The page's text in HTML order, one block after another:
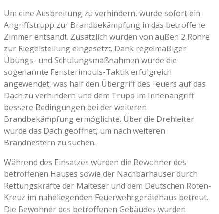
Um eine Ausbreitung zu verhindern, wurde sofort ein
Angriffstrupp zur Brandbekämpfung in das betroffene
Zimmer entsandt. Zusätzlich wurden von außen 2 Rohre
zur Riegelstellung eingesetzt. Dank regelmäßiger
Übungs- und Schulungsmaßnahmen wurde die
sogenannte Fensterimpuls-Taktik erfolgreich
angewendet, was half den Übergriff des Feuers auf das
Dach zu verhindern und dem Trupp im Innenangriff
bessere Bedingungen bei der weiteren
Brandbekämpfung ermöglichte. Über die Drehleiter
wurde das Dach geöffnet, um nach weiteren
Brandnestern zu suchen.
Während des Einsatzes wurden die Bewohner des
betroffenen Hauses sowie der Nachbarhäuser durch
Rettungskräfte der Malteser und dem Deutschen Roten-
Kreuz im naheliegenden Feuerwehrgerätehaus betreut.
Die Bewohner des betroffenen Gebäudes wurden